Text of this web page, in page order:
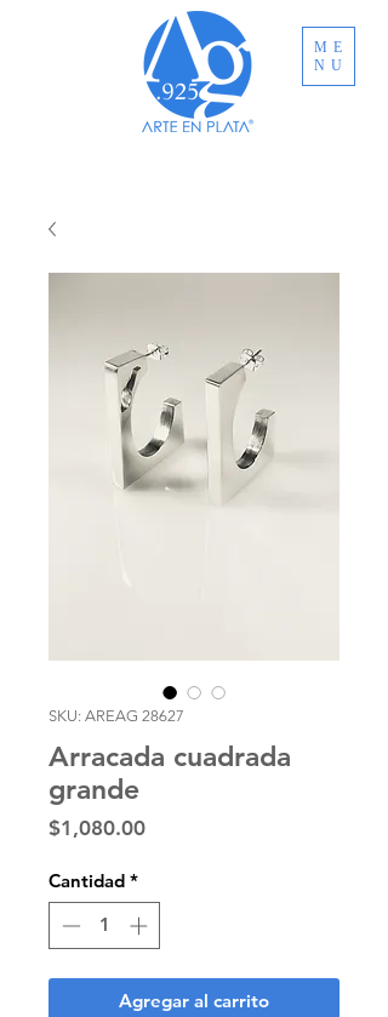
ME
NU
SKU: AREAG 28627
Arracada cuadrada
grande
$1,080.00Precio
Cantidad *
Agregar al carrito